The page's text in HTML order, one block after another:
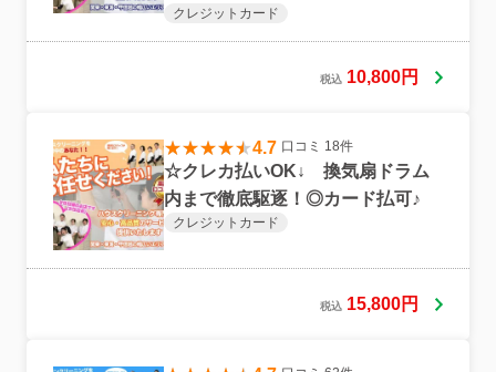
クレジットカード
税込 10,800円
4.7 口コミ 18件
☆クレカ払いOK↓ 換気扇ドラム
内まで徹底駆逐！◎カード払可♪
クレジットカード
税込 15,800円